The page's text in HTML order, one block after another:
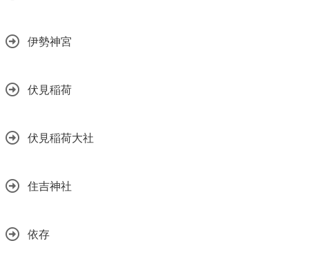
伊勢神宮
伏見稲荷
伏見稲荷大社
住吉神社
依存